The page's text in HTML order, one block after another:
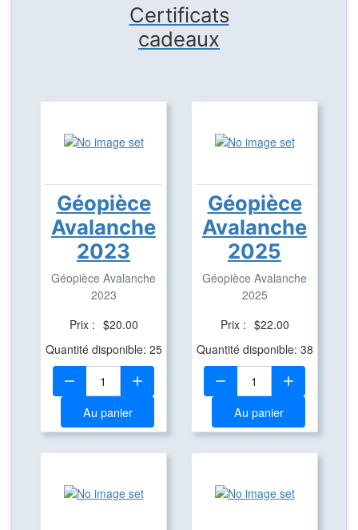
Certificats
cadeaux
Géopièce
Avalanche
2023
Géopièce Avalanche
2023
Prix : $20.00
Quantité disponible: 25
Quantité:
Au panier
Géopièce
Avalanche
2025
Géopièce Avalanche
2025
Prix : $22.00
Quantité disponible: 38
Quantité:
Au panier